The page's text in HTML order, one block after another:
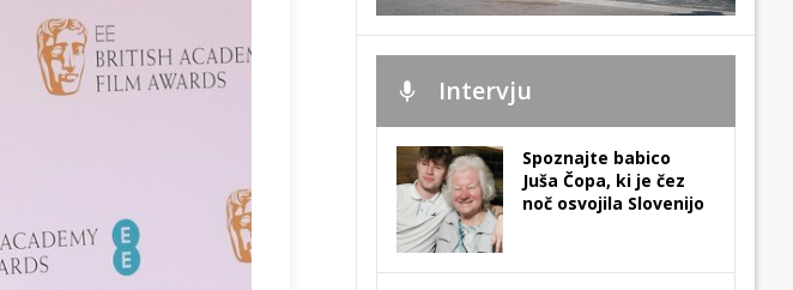
Intervju
Spoznajte babico
Juša Čopa, ki je čez
noč osvojila Slovenijo